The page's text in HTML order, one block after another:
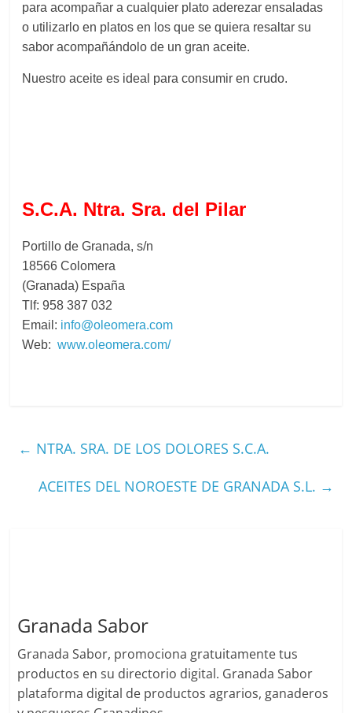
para acompañar a cualquier plato aderezar ensaladas
o utilizarlo en platos en los que se quiera resaltar su
sabor acompañándolo de un gran aceite.
Nuestro aceite es ideal para consumir en crudo.
S.C.A. Ntra. Sra. del Pilar
Portillo de Granada, s/n
18566 Colomera
(Granada) España
Tlf: 958 387 032
Email: info@oleomera.com
Web:www.oleomera.com/
← NTRA. SRA. DE LOS DOLORES S.C.A.
ACEITES DEL NOROESTE DE GRANADA S.L. →
Granada Sabor
Granada Sabor, promociona gratuitamente tus
productos en su directorio digital. Granada Sabor
plataforma digital de productos agrarios, ganaderos